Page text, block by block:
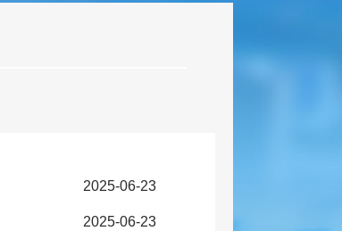
2025-06-23
2025-06-23